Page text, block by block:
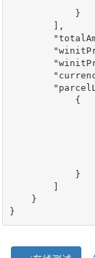
            }
        ],
            {
            }
    }